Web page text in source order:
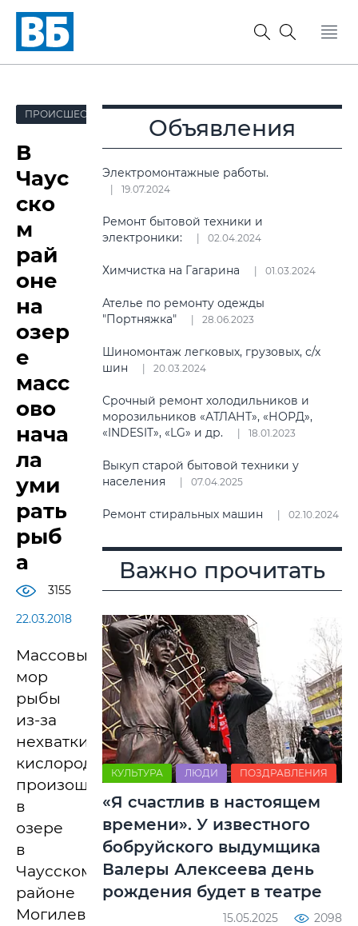
ПРОИСШЕСТВИЯ
В
Чаус
ско
м
рай
оне
на
озер
е
масс
ово
нача
ла
уми
рать
рыб
а
3155
22.03.2018
Массовый
мор
рыбы
из-за
нехватки
кислорода
произошел
в
озере
в
Чаусском
районе
Могилевской
Объявления
Электромонтажные работы.
19.07.2024
Ремонт бытовой техники и
электроники:
02.04.2024
Химчистка на Гагарина 01.03.2024
Ателье по ремонту одежды
"Портняжка"
28.06.2023
Шиномонтаж легковых, грузовых, с/х
шин
20.03.2024
Срочный ремонт холодильников и
морозильников «АТЛАНТ», «НОРД»,
«INDESIT», «LG» и др.
18.01.2023
Выкуп старой бытовой техники у
населения
07.04.2025
Ремонт стиральных машин 02.10.2024
Важно прочитать
КУЛЬТУРА ЛЮДИ ПОЗДРАВЛЕНИЯ
«Я счастлив в настоящем
времени». У известного
бобруйского выдумщика
Валеры Алексеева день
рождения будет в театре
15.05.2025 2098